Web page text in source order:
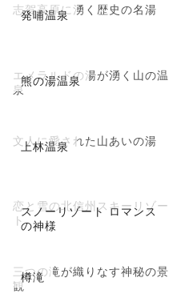
発哺温泉
志賀高原に湧く歴史の名湯
熊の湯温泉
エメラルドの湯が湧く山の温
泉
上林温泉
文人に愛された山あいの湯
スノーリゾート ロマンス
の神様
恋と雪の北信州スキーリゾー
ト
樽滝
三つの滝が織りなす神秘の景
観